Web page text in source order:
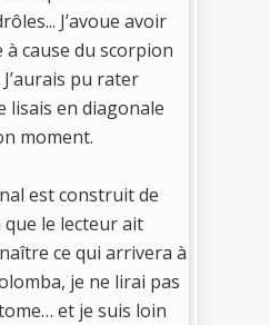
J’avoue avoir
à cause du scorpion
pu rater
lisais en diagonale
moment.
est construit de
que le lecteur ait
ce qui arrivera à
je ne lirai pas
et je suis loin